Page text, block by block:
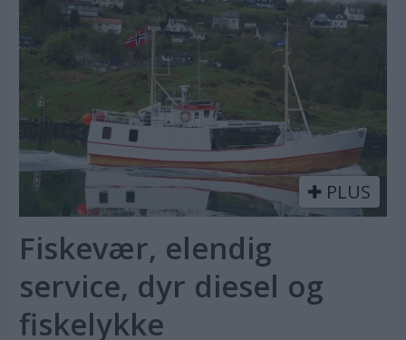
PLUS
Fiskevær, elendig
service, dyr diesel og
fiskelykke